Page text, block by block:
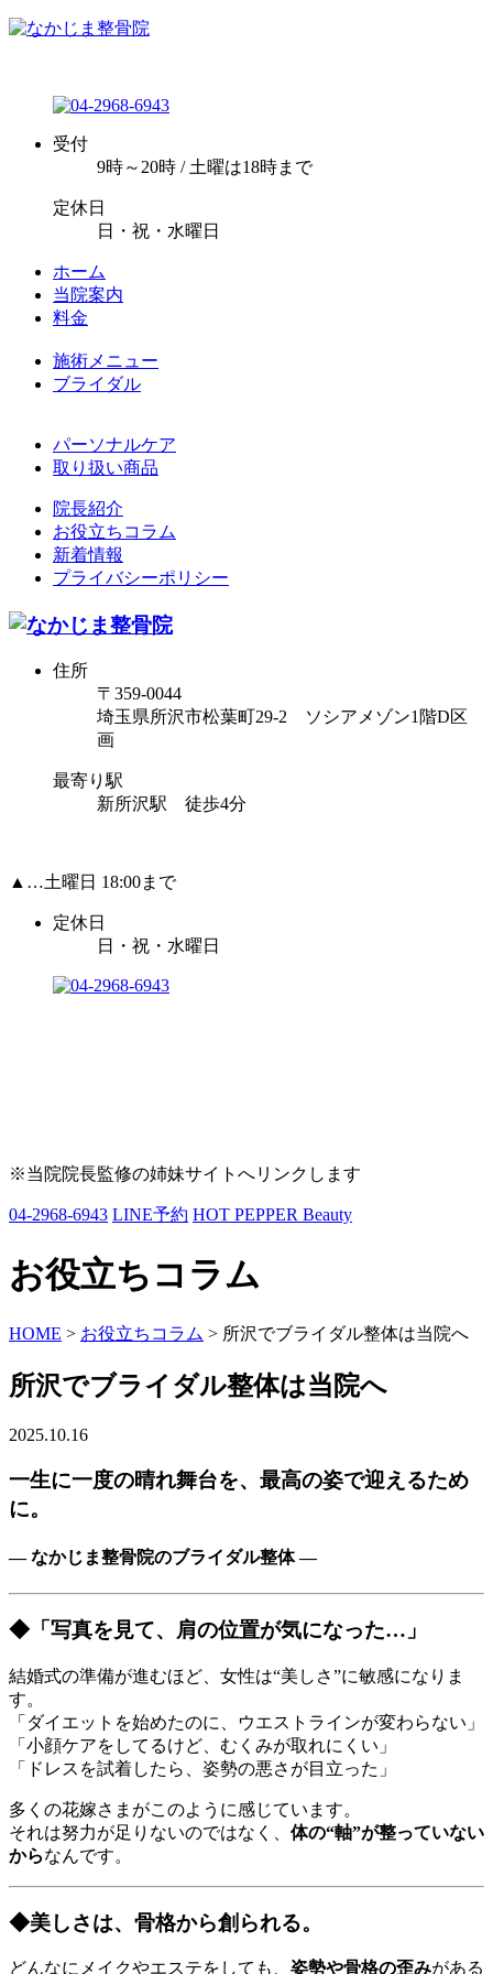
受付
9時～20時 / 土曜は18時まで
定休日
日・祝・水曜日
ホーム
当院案内
料金
施術メニュー
ブライダル
パーソナルケア
取り扱い商品
院長紹介
お役立ちコラム
新着情報
プライバシーポリシー
住所
〒359-0044
埼玉県所沢市松葉町29-2 ソシアメゾン1階D区
画
最寄り駅
新所沢駅 徒歩4分
▲…土曜日 18:00まで
定休日
日・祝・水曜日
※当院院長監修の姉妹サイトへリンクします
04-2968-6943 LINE予約 HOT PEPPER Beauty
お役立ちコラム
HOME > お役立ちコラム > 所沢でブライダル整体は当院へ
所沢でブライダル整体は当院へ
2025.10.16
一生に一度の晴れ舞台を、最高の姿で迎えるため
に。
― なかじま整骨院のブライダル整体 ―
◆「写真を見て、肩の位置が気になった…」
結婚式の準備が進むほど、女性は“美しさ”に敏感になりま
す。
「ダイエットを始めたのに、ウエストラインが変わらない」
「小顔ケアをしてるけど、むくみが取れにくい」
「ドレスを試着したら、姿勢の悪さが目立った」
多くの花嫁さまがこのように感じています。
それは努力が足りないのではなく、 体の“軸”が整っていない
からなんです。
◆美しさは、骨格から創られる。
どんなにメイクやエステをしても、 姿勢や骨格の歪みがある